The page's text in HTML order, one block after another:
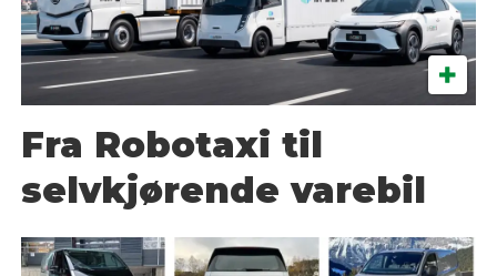
Fra Robotaxi til
selvkjørende varebil